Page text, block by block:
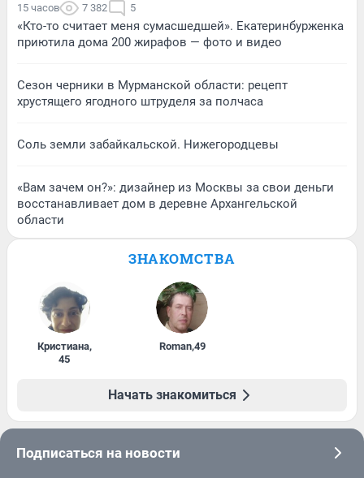
15 часов 7 382 5
«Кто-то считает меня сумасшедшей». Екатеринбурженка
приютила дома 200 жирафов — фото и видео
Сезон черники в Мурманской области: рецепт
хрустящего ягодного штруделя за полчаса
Соль земли забайкальской. Нижегородцевы
«Вам зачем он?»: дизайнер из Москвы за свои деньги
восстанавливает дом в деревне Архангельской
области
ЗНАКОМСТВА
Кристиана,
45
Roman,49
Начать знакомиться
Подписаться на новости